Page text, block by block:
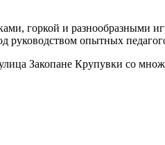
горкой и разнообразными
руководством опытных
Закопане Крупувки со